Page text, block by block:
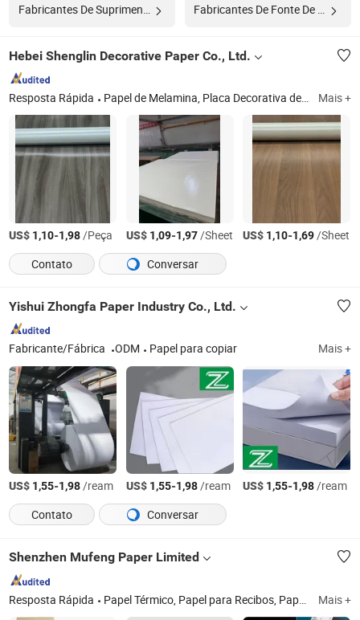
Hebei Shenglin Decorative Paper Co., Ltd.
Resposta Rápida Papel de Melamina, Placa Decorativa de Melamina, CPL Mais +
US$ 1,10-1,98/Peça US$ 1,09-1,97/Sheet US$ 1,10-1,69/Sheet
Contato
Conversar
Yishui Zhongfa Paper Industry Co., Ltd.
Fabricante/Fábrica ODM Papel para copiar Mais +
US$ 1,55-1,98/ream US$ 1,55-1,98/ream US$ 1,55-1,98/ream
Contato
Conversar
Shenzhen Mufeng Paper Limited
Resposta Rápida Papel Térmico, Papel para Recibos, Papel NCR, Papel para Registradora, Papel Jumbo, Papel Sem Carbono, Etiqueta Térmica, Etiqueta Offset, Etiqueta de Transferência Térmica Mais +